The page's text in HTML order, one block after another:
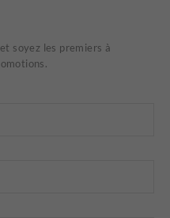
soyez les premiers à